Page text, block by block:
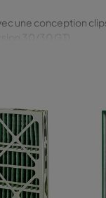
une conception
30/30 GT),